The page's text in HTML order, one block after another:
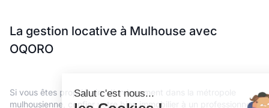
La gestion locative à Mulhouse avec
OQORO
Si vous êtes propriétaire d’un logement dans la métropole
mulhousienne, confier votre bien immobilier à un professionnel
Salut c'est nous...